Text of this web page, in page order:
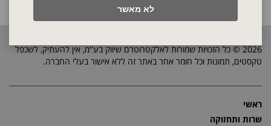
לא מאשר
2026 © כל הזכויות שמורות לאלקטרוטרם שיווק בע"מ, אין להעתיק, לשכפל
טקסטים, תמונות וכל חומר אחר באתר זה ללא אישור בעלי החברה.
ראשי
שרות ותחזוקה